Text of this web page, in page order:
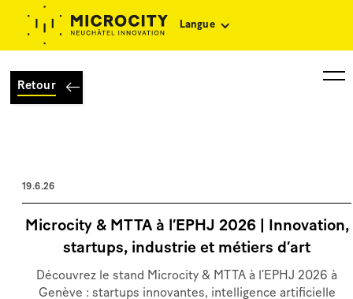
Langue
Retour
19.6.26
Microcity & MTTA à l’EPHJ 2026 | Innovation,
startups, industrie et métiers d’art
Découvrez le stand Microcity & MTTA à l’EPHJ 2026 à
Genève : startups innovantes, intelligence artificielle